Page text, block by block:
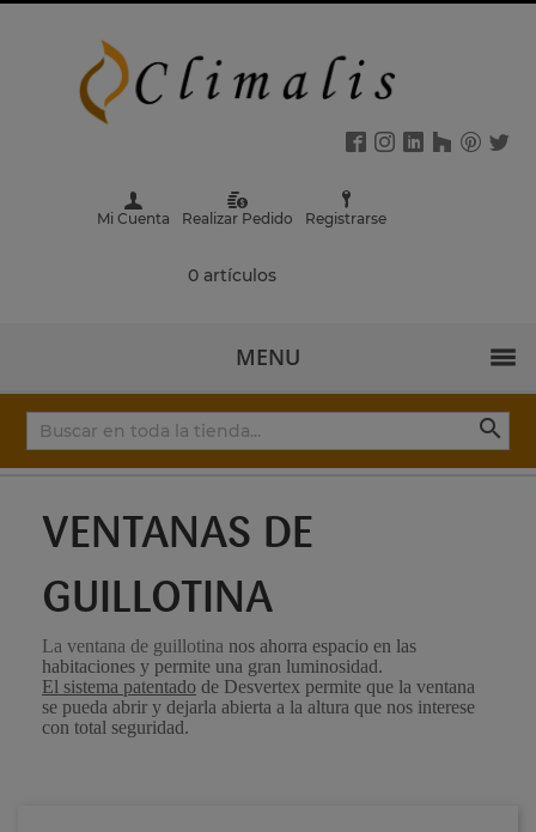
Mi Cuenta Realizar Pedido Registrarse
0 artículos
MENU

VENTANAS DE
GUILLOTINA
La ventana de guillotina nos ahorra espacio en las
habitaciones y permite una gran luminosidad.
El sistema patentado de Desvertex permite que la ventana
se pueda abrir y dejarla abierta a la altura que nos interese
con total seguridad.